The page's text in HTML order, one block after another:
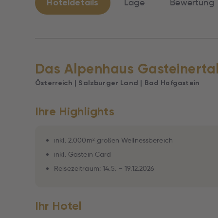
Hoteldetails Lage Bewertung
Das Alpenhaus Gasteinertal
Österreich | Salzburger Land | Bad Hofgastein
Ihre Highlights
inkl. 2.000m² großen Wellnessbereich
inkl. Gastein Card
Reisezeitraum: 14.5. – 19.12.2026
Ihr Hotel